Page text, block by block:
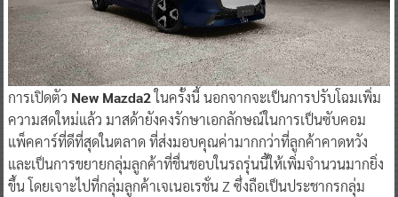
การเปิดตัว New Mazda2ในครั้งนี้ นอกจากจะเป็นการปรับโฉมเพิ่ม
ความสดใหม่แล้ว มาสด้ายังคงรักษาเอกลักษณ์ในการเป็นซับคอม
แพ็คคาร์ที่ดีที่สุดในตลาด ที่ส่งมอบคุณค่ามากกว่าที่ลูกค้าคาดหวัง
และเป็นการขยายกลุ่มลูกค้าที่ชื่นชอบในรถรุ่นนี้ให้เพิ่มจำนวนมากยิ่ง
ขึ้น โดยเจาะไปที่กลุ่มลูกค้าเจเนอเรชั่น Z ซึ่งถือเป็นประชากรกลุ่ม